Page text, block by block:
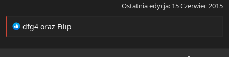
Ostatnia edycja: 15 Czerwiec 2015
R
dfg4 oraz Filip